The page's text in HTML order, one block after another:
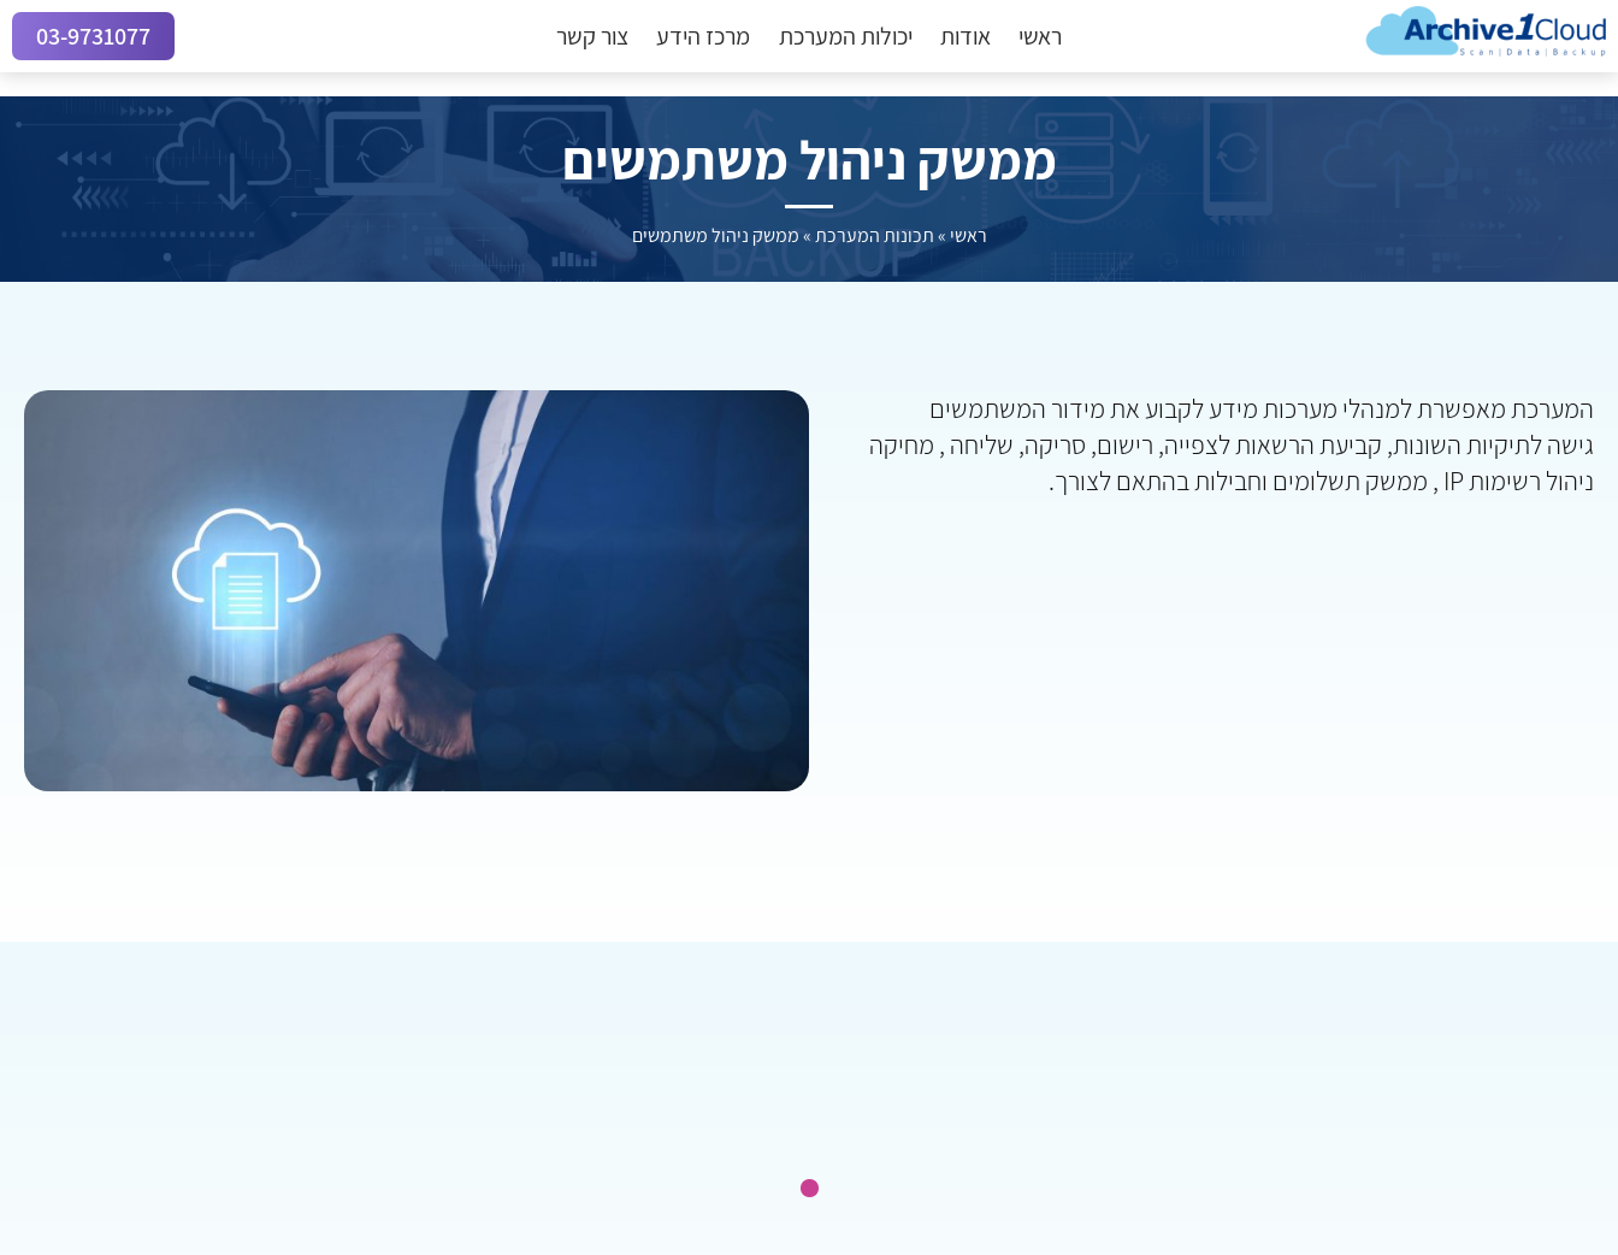
ראשי אודות יכולות המערכת מרכז הידע צור קשר 03-9731077
ממשק ניהול משתמשים
ראשי »תכונות המערכת»ממשק ניהול משתמשים
המערכת מאפשרת למנהלי מערכות מידע לקבוע את מידור המשתמשים
גישה לתיקיות השונות, קביעת הרשאות לצפייה, רישום, סריקה, שליחה , מחיקה
ניהול רשימות IP , ממשק תשלומים וחבילות בהתאם לצורך.